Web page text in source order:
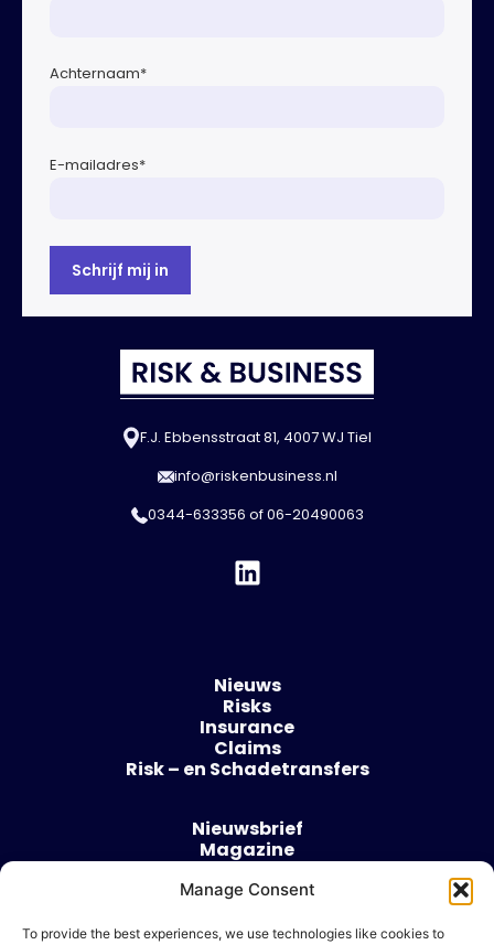
Manage Consent
To provide the best experiences, we use technologies like cookies to
Achternaam*
E-mailadres*
F.J. Ebbensstraat 81, 4007 WJ Tiel
info@riskenbusiness.nl
0344-633356 of06-20490063
Nieuws
Risks
Insurance
Claims
Risk – en Schadetransfers
Nieuwsbrief
Magazine
Over